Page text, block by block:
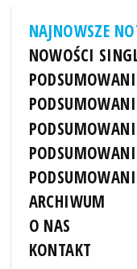
NAJNOWSZE
NOWOŚCI
ARCHIWUM
O NAS
KONTAKT